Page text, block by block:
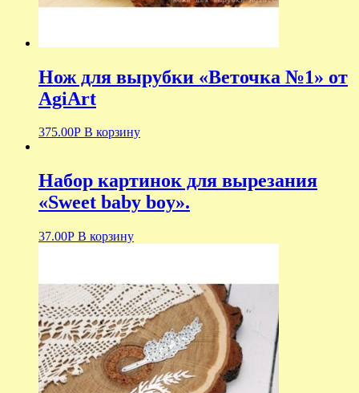
Нож для вырубки «Веточка №1» от
AgiArt
375.00Р В корзину
Набор картинок для вырезания
«Sweet baby boy».
37.00Р В корзину